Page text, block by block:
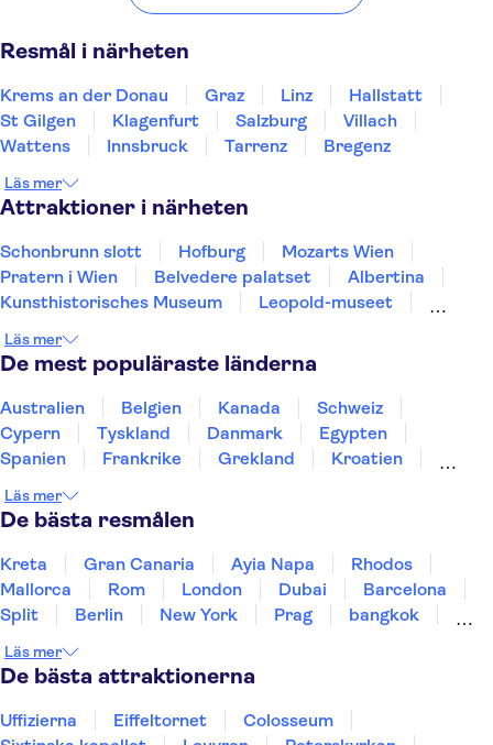
Resmål i närheten
Krems an der Donau Graz Linz
Hallstatt
St Gilgen
Klagenfurt Salzburg
Villach
Wattens
Innsbruck Tarrenz Bregenz
Läs mer
Attraktioner i närheten
Schonbrunn slott Hofburg
Mozarts Wien
Pratern i Wien
Belvedere palatset
Albertina
Kunsthistorisches Museum
Leopold-museet
Kejserliga skattkammaren
Family Park
MuseumsQuartier
Sigmund Freud-museet
Judiska museet i Wien
Läs mer
De mest populäraste länderna
Australien Belgien Kanada
Schweiz
Cypern
Tyskland Danmark
Egypten
Spanien
Frankrike Grekland
Kroatien
Sverige
Thailand
Läs mer
De bästa resmålen
Kreta Gran Canaria Ayia Napa
Rhodos
Mallorca
Rom London Dubai
Barcelona
Split
Berlin New York Prag
bangkok
Uppsala
Helsingborg
Läs mer
De bästa attraktionerna
Uffizierna Eiffeltornet
Colosseum